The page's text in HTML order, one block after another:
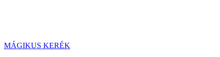
MÁGIKUS KERÉK